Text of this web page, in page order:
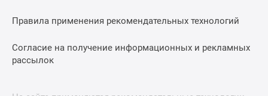
Правила применения рекомендательных технологий
Согласие на получение информационных и рекламных
рассылок